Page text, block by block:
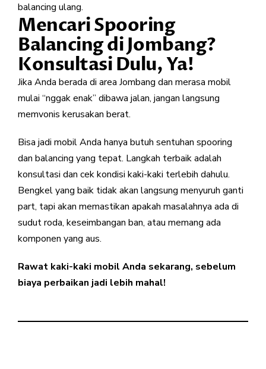
balancing ulang.
Mencari Spooring
Balancing di Jombang?
Konsultasi Dulu, Ya!
Jika Anda berada di area Jombang dan merasa mobil
mulai “nggak enak” dibawa jalan, jangan langsung
memvonis kerusakan berat.
Bisa jadi mobil Anda hanya butuh sentuhan spooring
dan balancing yang tepat. Langkah terbaik adalah
konsultasi dan cek kondisi kaki-kaki terlebih dahulu.
Bengkel yang baik tidak akan langsung menyuruh ganti
part, tapi akan memastikan apakah masalahnya ada di
sudut roda, keseimbangan ban, atau memang ada
komponen yang aus.
Rawat kaki-kaki mobil Anda sekarang, sebelum
biaya perbaikan jadi lebih mahal!